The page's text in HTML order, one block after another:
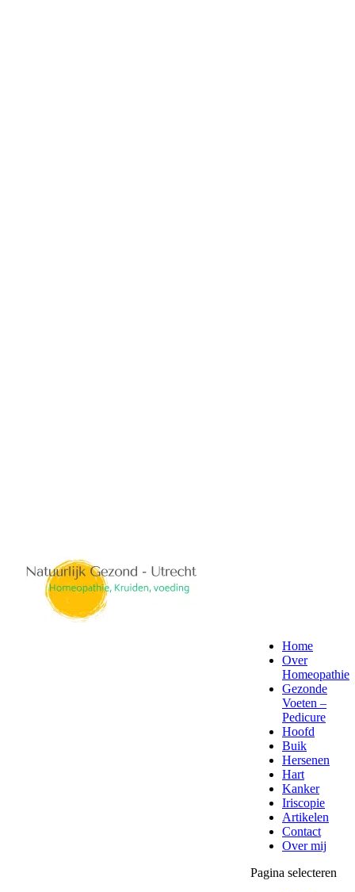
Home
Over
Homeopathie
Gezonde
Voeten –
Pedicure
Hoofd
Buik
Hersenen
Hart
Kanker
Iriscopie
Artikelen
Contact
Over mij
Pagina selecteren